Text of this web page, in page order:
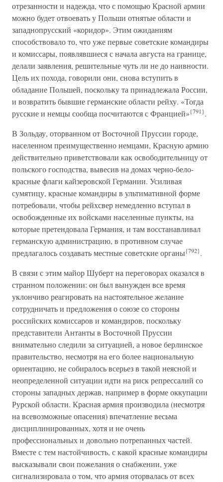
отрезанности и надежда, что с помощью Красной армии
можно будет отвоевать у Польши отнятые области и
западнопрусский «коридор». Этим ожиданиям
способствовало то, что уже первые советские командиры
и комиссары, появлявшиеся с начала августа на границе,
делали заявления, решительные чуть ли не до наивности.
Цель их похода, говорили они, снова вступить в
обладание Польшей, поскольку та принадлежала России,
и возвратить бывшие германские области рейху. «Тогда
русские и немцы сообща посчитаются с Францией»{791}.
В Зольдау, оторванном от Восточной Пруссии городе,
населенном преимущественно немцами, Красную армию
действительно приветствовали как освободительницу от
польского господства, вывесив на домах черно-бело-
красные флаги кайзеровской Германии. Усиливая
сумятицу, красные командиры в ультимативной форме
потребовали, чтобы рейхсвер немедленно вступал в
освобожденные их войсками населенные пункты, на
которые претендовала Германия, и там восстанавливал
германскую администрацию, в противном случае
предлагалось создавать местные советские органы{792}.
В связи с этим майор Шуберт на переговорах оказался в
странном положении: он был вынужден все время
уклончиво реагировать на настоятельное желание
сотрудничать и предложения о союзе со стороны
российских комиссаров и командиров, поскольку
представители Антанты в Восточной Пруссии
внимательно следили за ситуацией, а новое берлинское
правительство, несмотря на его более национальную
ориентацию, не собиралось всерьез в такой неясной и
неопределенной ситуации идти на риск репрессалий со
стороны западных держав, например в форме оккупации
Рурской области. Красная армия производила (несмотря
на всевозможные опасения) впечатление весьма
дисциплинированных, хотя и не очень
профессиональных и довольно потрепанных частей.
Вместе с тем настойчивость, с какой красные командиры
высказывали свои пожелания о снабжении, уже
сигнализировала о том, что армия оторвалась от всех